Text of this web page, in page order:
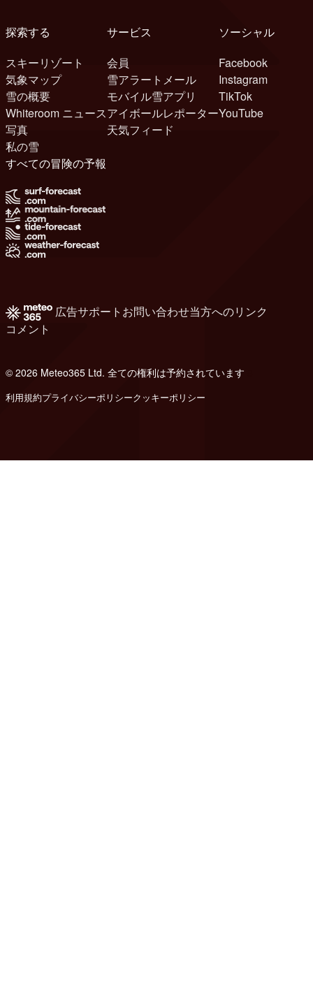
探索する
スキーリゾート
気象マップ
雪の概要
Whiteroom ニュース
写真
私の雪
サービス
会員
雪アラートメール
モバイル雪アプリ
アイボールレポーター
天気フィード
ソーシャル
Facebook
Instagram
TikTok
YouTube
すべての冒険の予報
広告サポート お問い合わせ当方へのリンク
コメント
© 2026 Meteo365 Ltd. 全ての権利は予約されています
利用規約プライバシーポリシークッキーポリシー